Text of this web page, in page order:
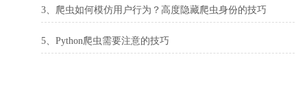
3、爬虫如何模仿用户行为？高度隐藏爬虫身份的技巧
5、Python爬虫需要注意的技巧